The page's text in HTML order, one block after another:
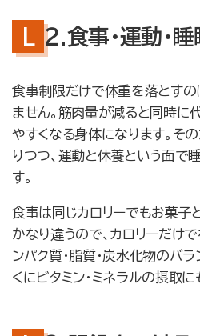
２.食事・運動・
食事制限だけで体重を落とすの
ません。筋肉量が減ると同時に
やすくなる身体になります。そ
りつつ、運動と休養という面で
す。
食事は同じカロリーでもお菓子
かなり違うので、カロリーだけ
ンパク質・脂質・炭水化物のバ
くにビタミン・ミネラルの摂取に